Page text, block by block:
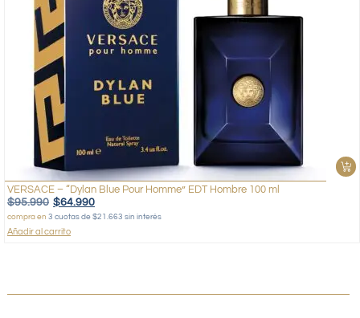
VERSACE – “Dylan Blue Pour Homme” EDT Hombre 100 ml
$95.990 $64.990
compra en 3 cuotas de $21.663 sin interés
Añadir al carrito